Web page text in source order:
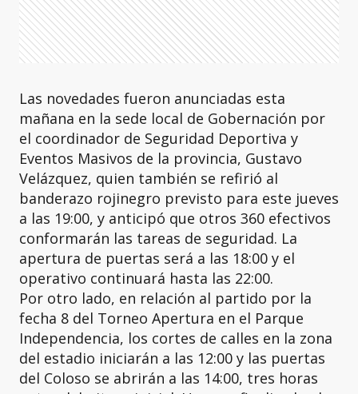
Las novedades fueron anunciadas esta
mañana en la sede local de Gobernación por
el coordinador de Seguridad Deportiva y
Eventos Masivos de la provincia, Gustavo
Velázquez, quien también se refirió al
banderazo rojinegro previsto para este jueves
a las 19:00, y anticipó que otros 360 efectivos
conformarán las tareas de seguridad. La
apertura de puertas será a las 18:00 y el
operativo continuará hasta las 22:00.
Por otro lado, en relación al partido por la
fecha 8 del Torneo Apertura en el Parque
Independencia, los cortes de calles en la zona
del estadio iniciarán a las 12:00 y las puertas
del Coloso se abrirán a las 14:00, tres horas